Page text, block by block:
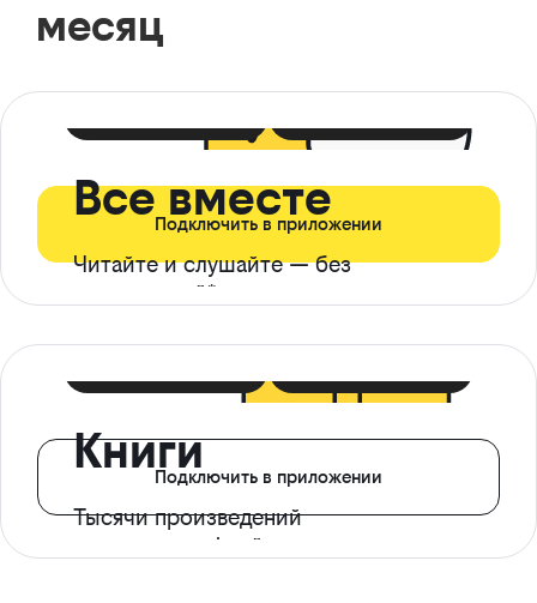
месяц
Все вместе
Читайте и слушайте — без
ограничений*
Подключить в приложении
Книги
Тысячи произведений
с доступом офлайн
Подключить в приложении